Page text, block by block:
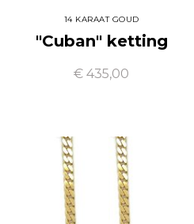
14 KARAAT GOUD
"Cuban" ketting
€ 435,00